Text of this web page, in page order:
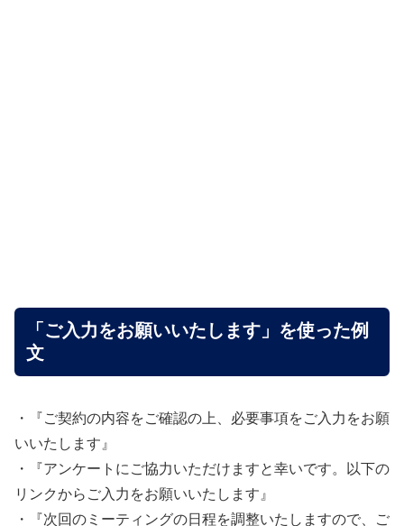
「ご入力をお願いいたします」を使った例
文
・『ご契約の内容をご確認の上、必要事項をご入力をお願
いいたします』
・『アンケートにご協力いただけますと幸いです。以下の
リンクからご入力をお願いいたします』
・『次回のミーティングの日程を調整いたしますので、ご